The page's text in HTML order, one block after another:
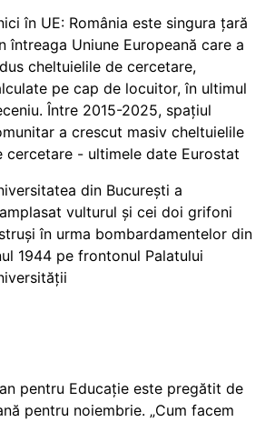
în UE: România este singura țară
întreaga Uniune Europeană care a
cheltuielile de cercetare,
pe cap de locuitor, în ultimul
Între 2015-2025, spațiul
a crescut masiv cheltuielile
cercetare - ultimele date Eurostat
din București a
vulturul și cei doi grifoni
în urma bombardamentelor din
1944 pe frontonul Palatului
pentru Educație este pregătit de
pentru noiembrie. „Cum facem